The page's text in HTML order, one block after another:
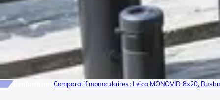
Comparatif monoculaires : Leica MONOVID 8x20,